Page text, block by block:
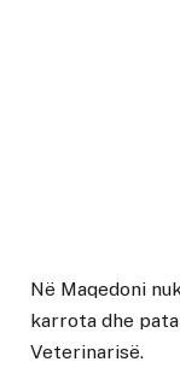
Në Maqedoni
karrota dhe
Veterinarisë.